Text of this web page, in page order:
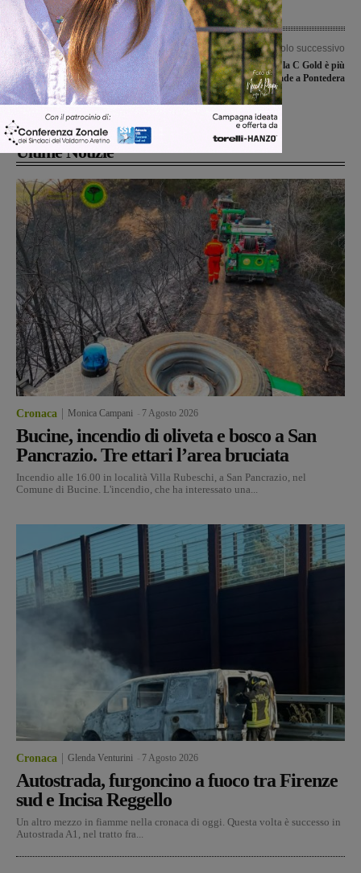
Articolo precedente
Primarie, l’ira di Grasso: “Adesso
basta con questo schifo, nemmeno un
‘grazie’ dal Pd”. Accuse per tutti,
mentre pensa a una nuova lista
Articolo successivo
Capolavoro Synergy, la C Gold è più
vicina. Terranuova cade a Pontedera
Ultime Notizie
Cronaca Monica Campani 7 Agosto 2026
Bucine, incendio di oliveta e bosco a San
Pancrazio. Tre ettari l’area bruciata
Incendio alle 16.00 in località Villa Rubeschi, a San Pancrazio, nel
Comune di Bucine. L'incendio, che ha interessato una...
Cronaca Glenda Venturini 7 Agosto 2026
Autostrada, furgoncino a fuoco tra Firenze
sud e Incisa Reggello
Un altro mezzo in fiamme nella cronaca di oggi. Questa volta è successo in
Autostrada A1, nel tratto fra...